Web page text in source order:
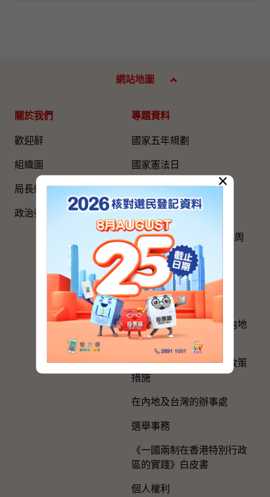
網站地圖
關於我們
歡迎辭
組織圖​
局長網誌
政治委任官員的申報
專題資料
國家五年規劃
國家憲法日
《基本法》
國旗、國徽、國歌
慶祝中國共產黨成立105周
年
粵港澳大灣區建設
與內地區域合作
香港特別行政區政府與內地
的官方聯繫
便利港人在內地發展的政策
措施
在內地及台灣的辦事處
選舉事務
《一國兩制在香港特別行政
區的實踐》白皮書
個人權利
×